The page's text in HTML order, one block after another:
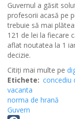
Guvernul a găsit
profesorii acasă pe
trebuie să mai
121 de lei la fiecare
aflat noutatea la 1
decizie.
Citiți mai multe pe
Etichete
concediu
vacanta
norma de hrană
Guvern